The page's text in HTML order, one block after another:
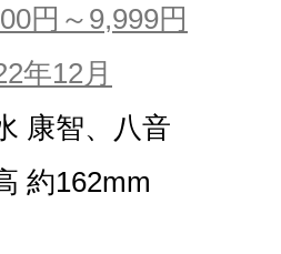
円～9,999円
年12月
康智、八音
約162mm